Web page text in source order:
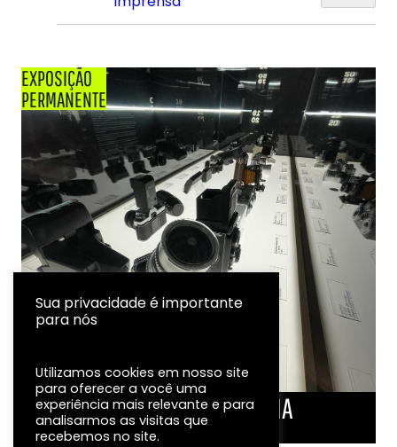
EXPOSIÇÃO
PERMANENTE
LINHA DO TEMPO DA FOTOGRAFIA
EXPOSIÇÃO
Sua privacidade é importante
para nós
Utilizamos cookies em nosso site
para oferecer a você uma
experiência mais relevante e para
analisarmos as visitas que
recebemos no site.